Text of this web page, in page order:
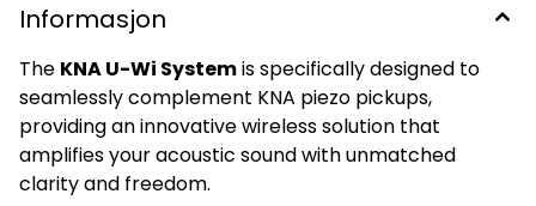
Informasjon
The KNA U-Wi Systemis specifically designed to
seamlessly complement KNA piezo pickups,
providing an innovative wireless solution that
amplifies your acoustic sound with unmatched
clarity and freedom.
Ikke på lager På lager